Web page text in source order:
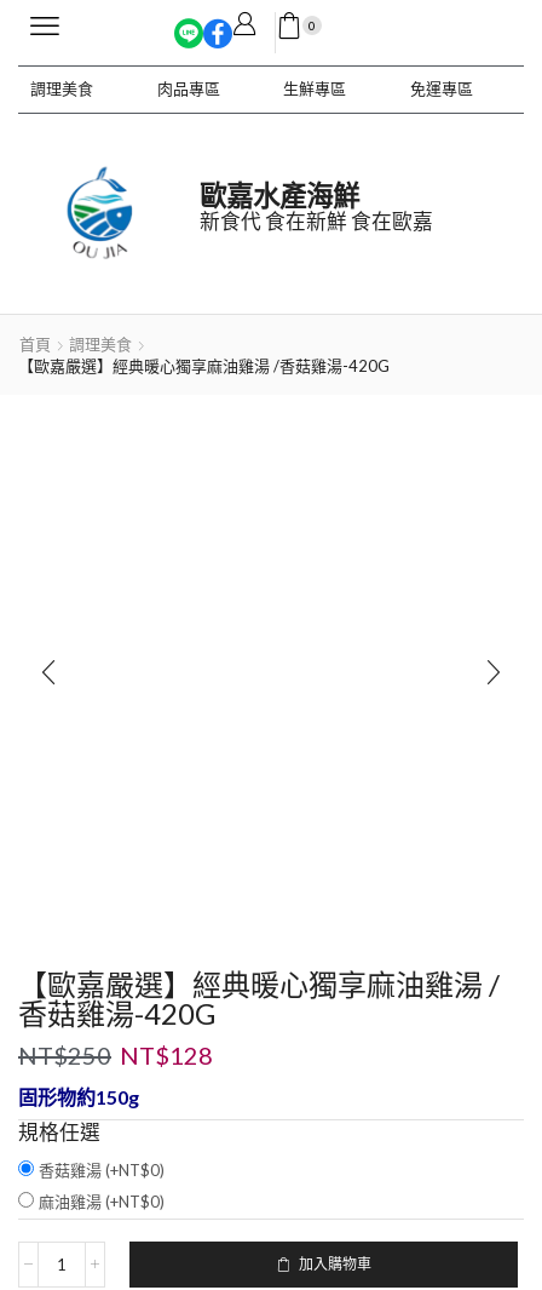
0
調理美食 肉品專區 生鮮專區 免運專區
歐嘉水產海鮮
新食代 食在新鮮 食在歐嘉
首頁
調理美食
【歐嘉嚴選】經典暖心獨享麻油雞湯 /香菇雞湯-420G
【歐嘉嚴選】經典暖心獨享麻油雞湯 /
香菇雞湯-420G
NT$250 NT$128
固形物約150g
規格任選
香菇雞湯 (+NT$0)
麻油雞湯 (+NT$0)
加入購物車